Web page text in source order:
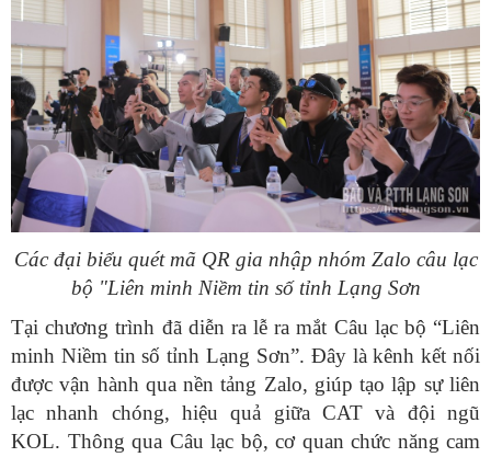
Các đại biểu quét mã QR gia nhập nhóm Zalo câu lạc
bộ "Liên minh Niềm tin số tỉnh Lạng Sơn
Tại chương trình đã diễn ra lễ ra mắt Câu lạc bộ “Liên
minh Niềm tin số tỉnh Lạng Sơn”. Đây là kênh kết nối
được vận hành qua nền tảng Zalo, giúp tạo lập sự liên
lạc nhanh chóng, hiệu quả giữa CAT và đội ngũ
KOL. Thông qua Câu lạc bộ, cơ quan chức năng cam